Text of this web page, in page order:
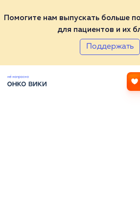
Помогите нам выпускать больше
для пациентов и их
Поддержать